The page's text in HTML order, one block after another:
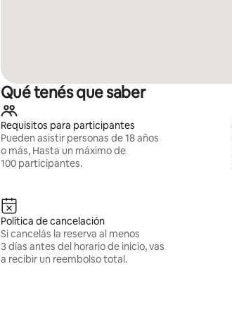
Qué tenés que saber
Requisitos para participantes
Pueden asistir personas de 18 años
o más, Hasta un máximo de
100 participantes.
Política de cancelación
Si cancelás la reserva al menos
3 días antes del horario de inicio, vas
a recibir un reembolso total.